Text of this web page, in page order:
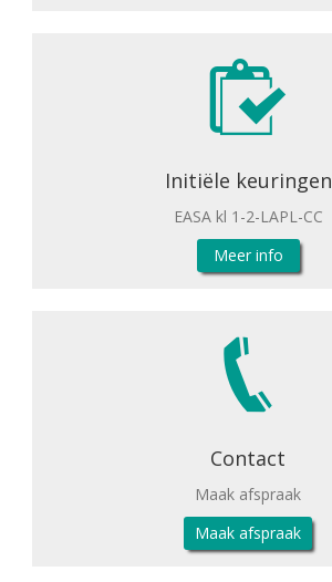
Initiële keuringen
EASA kl 1-2-LAPL-CC
Meer info
Contact
Maak afspraak
Maak afspraak